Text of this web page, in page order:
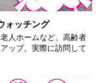
ォッチング
人ホームなど、高齢者
ップ。実際に訪問して